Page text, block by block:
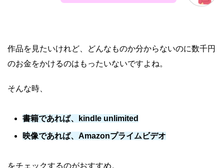
作品を見たいけれど、どんなものか分からないのに数千円
のお金をかけるのはもったいないですよね。
そんな時、
書籍であれば、kindle unlimited
映像であれば、Amazonプライムビデオ
をチェックするのがおすすめ。